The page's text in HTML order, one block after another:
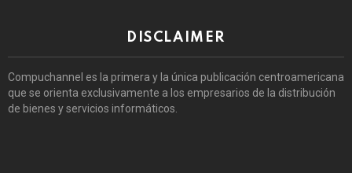
DISCLAIMER
Compuchannel es la primera y la única publicación centroamericana
que se orienta exclusivamente a los empresarios de la distribución
de bienes y servicios informáticos.